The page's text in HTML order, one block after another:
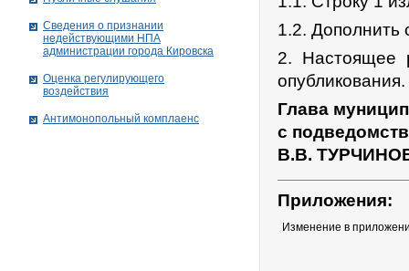
1.2. Дополнить
2. Настоящее
опубликования.
Глава
с
В.В.
Приложения:
Изменение в
Сведения о признании
недействующими НПА
администрации города Кировскa
Оценка регулирующего
воздействия
Антимонопольный комплаенс